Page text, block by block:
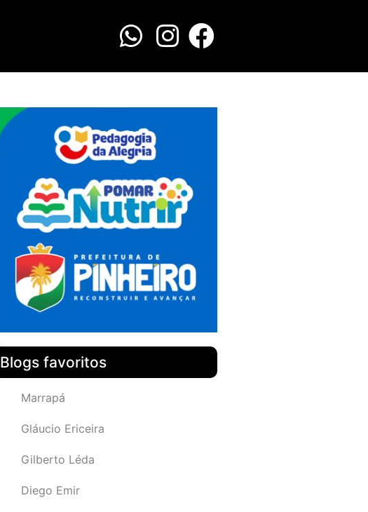
Blogs favoritos
Marrapá
Gláucio Ericeira
Gilberto Léda
Diego Emir